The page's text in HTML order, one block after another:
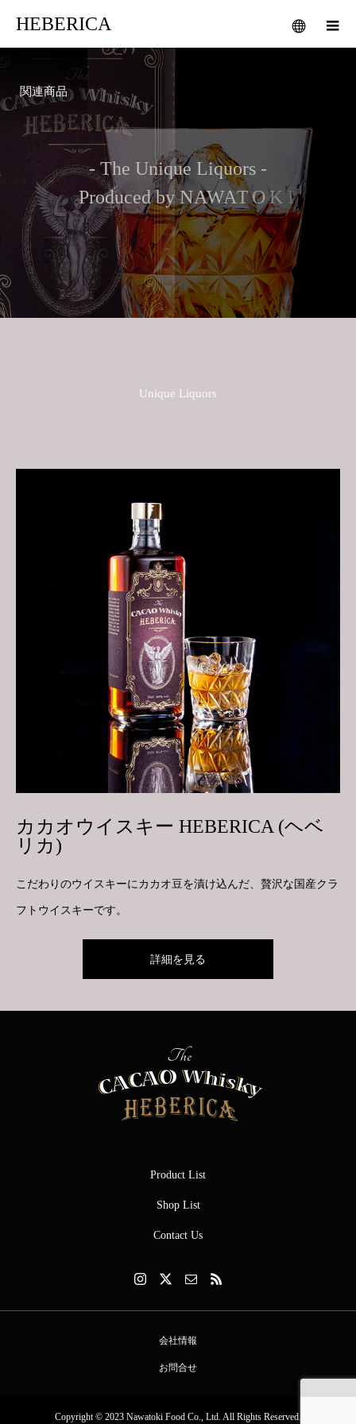
HEBERICA
関連商品
- The Unique Liquors -
Produced by NAWATOKI
Unique Liquors
カカオウイスキー HEBERICA (ヘベ
リカ)
こだわりのウイスキーにカカオ豆を漬け込んだ、贅沢な国産クラ
フトウイスキーです。
詳細を見る
Product List
Shop List
Contact Us
会社情報
お問合せ
Copyright © 2023 Nawatoki Food Co., Ltd. All Rights Reserved.